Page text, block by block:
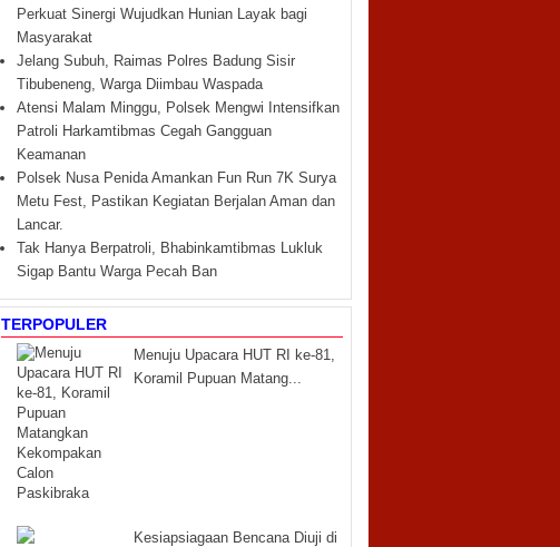
Perkuat Sinergi Wujudkan Hunian Layak bagi
Masyarakat
Jelang Subuh, Raimas Polres Badung Sisir
Tibubeneng, Warga Diimbau Waspada
Atensi Malam Minggu, Polsek Mengwi Intensifkan
Patroli Harkamtibmas Cegah Gangguan
Keamanan
Polsek Nusa Penida Amankan Fun Run 7K Surya
Metu Fest, Pastikan Kegiatan Berjalan Aman dan
Lancar.
Tak Hanya Berpatroli, Bhabinkamtibmas Lukluk
Sigap Bantu Warga Pecah Ban
TERPOPULER
Menuju Upacara HUT RI ke-81,
Koramil Pupuan Matang...
Kesiapsiagaan Bencana Diuji di